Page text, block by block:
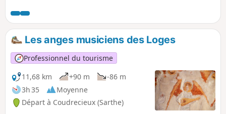
une grande maison à étage dite “Maison du prieur” du XVe
ou XVIe siècle, remarquable par sa tour d’escalier sur
l’arrière et son élévation soignée débordant sur la rue
actuelle.Les anges musiciens des Loges
Professionnel du tourisme
11,68 km
+90 m
-86 m
3h 35
Moyenne
Départ à Coudrecieux (Sarthe)